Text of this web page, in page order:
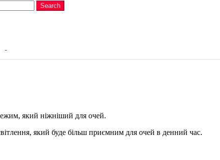
Search
який ніжніший для очей.
який буде більш приємним для очей в денний час.